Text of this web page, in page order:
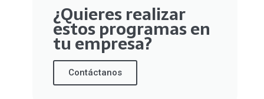
¿Quieres realizar
estos programas en
tu empresa?
Contáctanos